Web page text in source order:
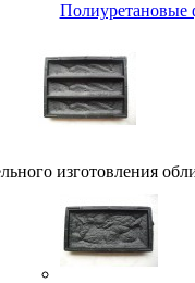
Полиуретановые
изготовления